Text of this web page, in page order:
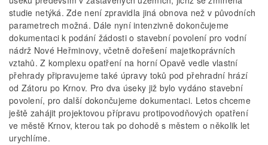
studie netýká. Zde není zpravidla jiná obnova než v původních
parametrech možná. Dále nyní intenzivně dokončujeme
dokumentaci k podání žádosti o stavební povolení pro vodní
nádrž Nové Heřminovy, včetně dořešení majetkoprávních
vztahů. Z komplexu opatření na horní Opavě vedle vlastní
přehrady připravujeme také úpravy toků pod přehradní hrází
od Zátoru po Krnov. Pro dva úseky již bylo vydáno stavební
povolení, pro další dokončujeme dokumentaci. Letos chceme
ještě zahájit projektovou přípravu protipovodňových opatření
ve městě Krnov, kterou tak po dohodě s městem o několik let
urychlíme.